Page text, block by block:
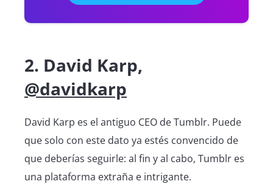
2. David Karp,
@davidkarp
David Karp es el antiguo CEO de Tumblr. Puede
que solo con este dato ya estés convencido de
que deberías seguirle: al fin y al cabo, Tumblr es
una plataforma extraña e intrigante.